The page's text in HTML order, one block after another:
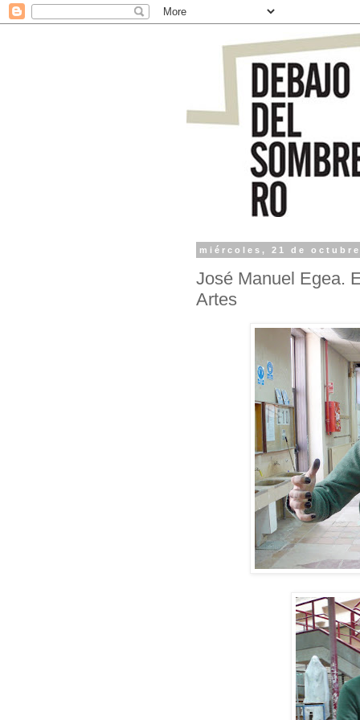
miércoles, 21 de
José Manuel Egea.
Artes